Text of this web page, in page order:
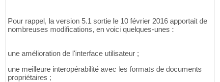
Pour rappel, la version 5.1 sortie le 10 février 2016 apportait de
nombreuses modifications, en voici quelques-unes :
une amélioration de l'interface utilisateur ;
une meilleure interopérabilité avec les formats de documents
propriétaires ;